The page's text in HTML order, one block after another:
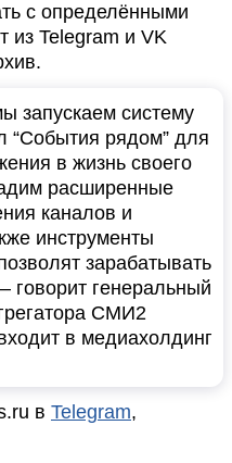
с определёнными
из Telegram и VK
запускаем систему
“События рядом” для
в жизнь своего
расширенные
каналов и
инструменты
зарабатывать
говорит генеральный
СМИ2
в медиахолдинг
в Telegram,